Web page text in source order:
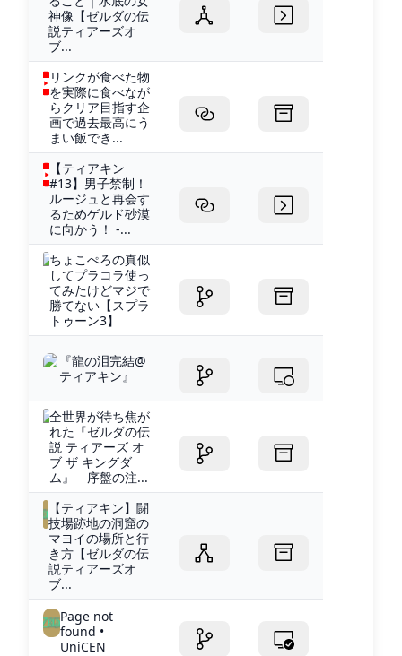
神像【ゼルダの伝
説ティアーズオ
ブ...
リンクが食べた物
を実際に食べなが
らクリア目指す企
画で過去最高にう
まい飯でき...
【ティアキン
#13】男子禁制！
ルージュと再会す
るためゲルド砂漠
に向かう！ -...
ちょこぺろの真似
してプラコラ使っ
てみたけどマジで
勝てない【スプラ
トゥーン3】
『龍の泪完結@
ティアキン』
全世界が待ち焦が
れた『ゼルダの伝
説 ティアーズ オ
ブ ザ キングダ
ム』 序盤の注...
【ティアキン】闘
技場跡地の洞窟の
マヨイの場所と行
き方【ゼルダの伝
説ティアーズオ
ブ...
Page not
found •
UniCEN